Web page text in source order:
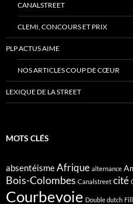
CANALSTREET
CLEMI, CONCOURS ET PRIX
PLP ACTUS AIME
NOS ARTICLES COUP DE CŒUR
LEXIQUE DE LA STREET
MOTS CLÉS
absentéismeAfrique alternance
Bois-Colombes Canalstreet cité
Courbevoie Double dutch